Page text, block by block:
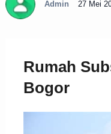
Admin 27 Mei
Rumah
Bogor